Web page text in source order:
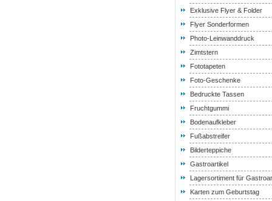
Exklusive Flyer & Folder
Flyer Sonderformen
Photo-Leinwanddruck
Zimtstern
Fototapeten
Foto-Geschenke
Bedruckte Tassen
Fruchtgummi
Bodenaufkleber
Fußabstreifer
Bilderteppiche
Gastroartikel
Lagersortiment für
Karten zum Geburtstag